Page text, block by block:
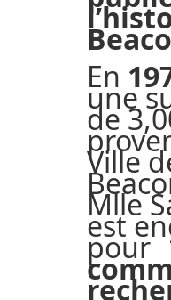
En
une
de
Ville
Mlle
est
pour